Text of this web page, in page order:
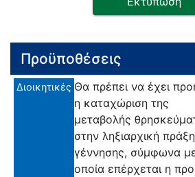
Προϋποθέσεις
Διοικητικές Θα πρέπει να έχει
η καταχώριση της
μεταβολής
στην ληξιαρχική πράξη
γέννησης, σύμφωνα
οποία επέρχεται η